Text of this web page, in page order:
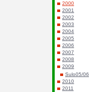
2000
2001
2002
2003
2004
2005
2006
2007
2008
2009
Sulo05/06
2010
2011